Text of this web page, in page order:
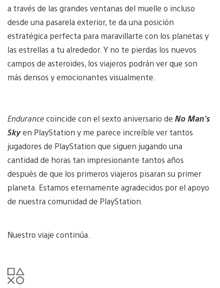
a través de las grandes ventanas del muelle o incluso
desde una pasarela exterior, te da una posición
estratégica perfecta para maravillarte con los planetas y
las estrellas a tu alrededor. Y no te pierdas los nuevos
campos de asteroides, los viajeros podrán ver que son
más densos y emocionantes visualmente.
Endurancecoincide con el sexto aniversario de No Man’s
Skyen PlayStation y me parece increíble ver tantos
jugadores de PlayStation que siguen jugando una
cantidad de horas tan impresionante tantos años
después de que los primeros viajeros pisaran su primer
planeta. Estamos eternamente agradecidos por el apoyo
de nuestra comunidad de PlayStation.
Nuestro viaje continúa.